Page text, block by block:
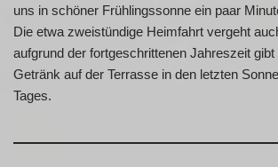
uns in schöner Frühlingssonne ein paar
Die etwa zweistündige Heimfahrt vergeht
aufgrund der fortgeschrittenen Jahreszeit
Getränk auf der Terrasse in den letzten
Tages.